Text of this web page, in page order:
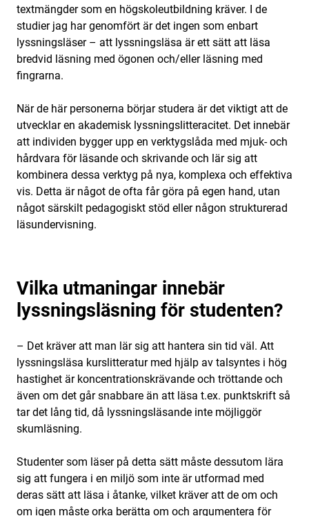
textmängder som en högskoleutbildning kräver. I de
studier jag har genomfört är det ingen som enbart
lyssningsläser – att lyssningsläsa är ett sätt att läsa
bredvid läsning med ögonen och/eller läsning med
fingrarna.
När de här personerna börjar studera är det viktigt att de
utvecklar en akademisk lyssningslitteracitet. Det innebär
att individen bygger upp en verktygslåda med mjuk- och
hårdvara för läsande och skrivande och lär sig att
kombinera dessa verktyg på nya, komplexa och effektiva
vis. Detta är något de ofta får göra på egen hand, utan
något särskilt pedagogiskt stöd eller någon strukturerad
läsundervisning.
Vilka utmaningar innebär
lyssningsläsning för studenten?
– Det kräver att man lär sig att hantera sin tid väl. Att
lyssningsläsa kurslitteratur med hjälp av talsyntes i hög
hastighet är koncentrationskrävande och tröttande och
även om det går snabbare än att läsa t.ex. punktskrift så
tar det lång tid, då lyssningsläsande inte möjliggör
skumläsning.
Studenter som läser på detta sätt måste dessutom lära
sig att fungera i en miljö som inte är utformad med
deras sätt att läsa i åtanke, vilket kräver att de om och
om igen måste orka berätta om och argumentera för